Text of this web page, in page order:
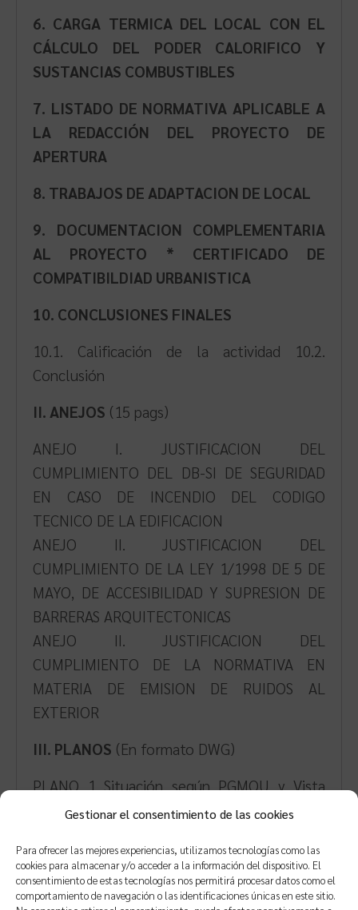
Gestionar el consentimiento de las cookies
Para ofrecer las mejores experiencias, utilizamos tecnologías como las
cookies para almacenar y/o acceder a la información del dispositivo. El
consentimiento de estas tecnologías nos permitirá procesar datos como el
comportamiento de navegación o las identificaciones únicas en este sitio.
6. CARGA TERMICA DEL LOCAL CON EL
CÁLCULO DEL PODER CALORIFICO Y
SUSTANCIAS COMBUSTIBLES
7. LISTADO DE NORMATIVA APLICABLE A
LA REDACCIÓN DEL PROYECTO DE
APERTURA
8. TRABAJOS DE ADAPTACION DE LOCAL
9. DOCUMENTACION COMPLEMENTARIA
AL PROYECTO * CERTIFICADO DE
COMPATIBILDIAD URBANISTICA
10. CONCLUSIONES FINALES
10.1. Calificación de la actividad 10.2.
Conclusión
II. ANEJOS (15 pags)
ANEJO I. JUSTIFICACION DEL
CUMPLIMIENTO DEL DB-SI DE SEGURIDAD
EN CASO DE INCENDIO DEL CODIGO
TECNICO DE LA EDIFICACION
ANEJO II. JUSTIFICACION DEL
CUMPLIMIENTO DE LA LEY 1/1998 DE 5 DE
MAYO, DE ACCESIBILIDAD Y SUPRESION DE
BARRERAS ARQUITECTONICAS
ANEJO II. JUSTIFICACION DEL
CUMPLIMIENTO DE LA NORMATIVA EN
MATERIA DE EMISION DE RUIDOS AL
EXTERIOR
III. PLANOS (En formato DWG)
PLANO 1 Situación según PGMOU y Vista
aérea
PLANO 3 Cotas y Superficies
PLANO 4 Mobiliario, distribución y
accesibilidad